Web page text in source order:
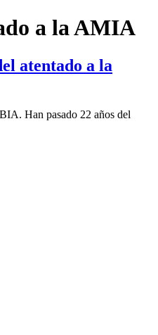
a la AMIA
atentado a la
Han pasado 22 años del